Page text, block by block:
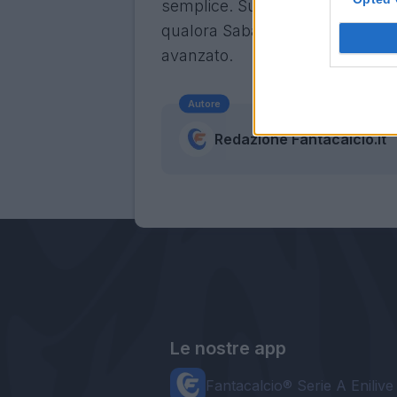
semplice. Sul calciatore si
qualora Sabatini non dovesse
avanzato.
Autore
Redazione Fantacalcio.it
Le nostre app
Fantacalcio® Serie A Enilive